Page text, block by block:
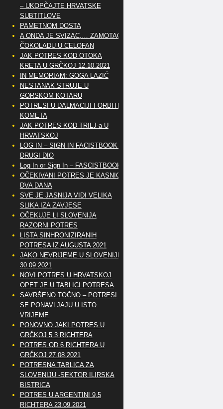
– UKOPČAJTE HRVATSKE
SUBTITLOVE
PAMETNOM DOSTA
A ONDA JE SVIZAC,… ZAMOTAO
ČOKOLADU U CELOFAN
JAK POTRES KOD OTOKA
KRETA U GRČKOJ 12.10.2021
IN MEMORIAM: GOGA LAZIĆ
NESTANAK STRUJE U
GORSKOM KOTARU
POTRESI U DALMACIJI I ORBITE
KOMETA
JAK POTRES KOD TRILJ-a U
HRVATSKOJ
LOG IN – SIGN IN FACISTBOOK –
DRUGI DIO
Log In or Sign In – FASCISTBOOK
OČEKIVANI POTRES JE KASNIO
DVA DANA
SVE JE JASNIJA VIDI VELIKA
SLIKA IZA ZAVJESE
OČEKUJE LI SLOVENIJA
RAZORNI POTRES
LISTA SINHRONIZIRANIH
POTRESA IZ AUGUSTA 2021
JAKO NEVRIJEME U SLOVENIJI
30.09.2021
NOVI POTRES U HRVATSKOJ
OPET JE U TABLICI POTRESA
SAVRŠENO TOČNO – POTRESI
SE PONAVLJAJU U ISTO
VRIJEME
PONOVNO JAKI POTRES U
GRČKOJ 5.3 RICHTERA
POTRES OD 6 RICHTERA U
GRČKOJ 27.08.2021
POTRESNA TABLICA ZA
SLOVENIJU -SEKTOR ILIRSKA
BISTRICA
POTRES U ARGENTINI 9,5
RICHTERA 23.09.2021